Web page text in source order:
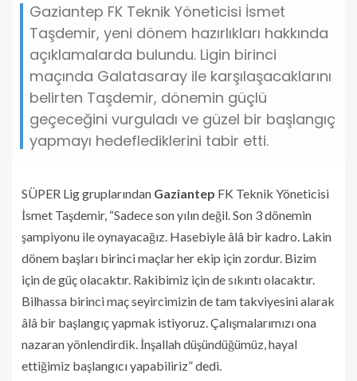
Gaziantep FK Teknik Yöneticisi İsmet
Taşdemir, yeni dönem hazırlıkları hakkında
açıklamalarda bulundu. Ligin birinci
maçında Galatasaray ile karşılaşacaklarını
belirten Taşdemir, dönemin güçlü
geçeceğini vurguladı ve güzel bir başlangıç
yapmayı hedeflediklerini tabir etti.
SÜPER Lig gruplarından Gaziantep FK Teknik Yöneticisi
İsmet Taşdemir, “Sadece son yılın değil. Son 3 dönemin
şampiyonu ile oynayacağız. Hasebiyle âlâ bir kadro. Lakin
dönem başları birinci maçlar her ekip için zordur. Bizim
için de güç olacaktır. Rakibimiz için de sıkıntı olacaktır.
Bilhassa birinci maç seyircimizin de tam takviyesini alarak
âlâ bir başlangıç yapmak istiyoruz. Çalışmalarımızı ona
nazaran yönlendirdik. İnşallah düşündüğümüz, hayal
ettiğimiz başlangıcı yapabiliriz” dedi.